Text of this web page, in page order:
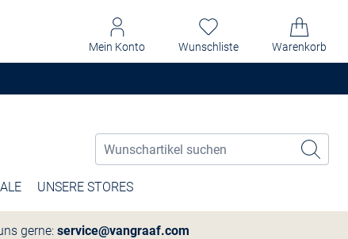
Mein Konto Wunschliste Warenkorb
UNSERE STORES
gerne: service@vangraaf.com